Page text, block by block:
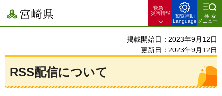
宮崎県
緊急・
災害情報
閲覧補助
Language
検索
メニュー
掲載開始日：2023年9月12日
更新日：2023年9月12日
RSS配信について